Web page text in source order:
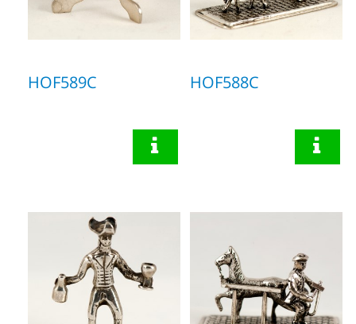
HOF589C HOF588C